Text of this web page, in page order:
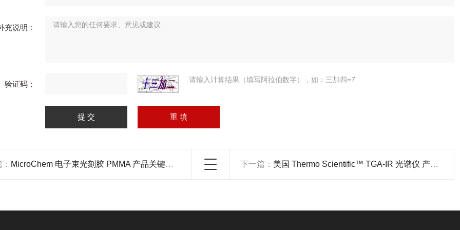
充说明：
验证码： 请输入计算结果（填写阿拉伯数字），如：三加四=7
MicroChem 电子束光刻胶 PMMA 产品关键词:microchem光刻胶;光刻胶PMMA;PMMA电子束光刻胶;pmma电子束光刻胶;pmma光刻胶;电子束光刻胶PMMA;pmma电子束... 下一篇： 美国 Thermo Scientific™ TGA-IR 光谱仪 产品关键词:tga光谱